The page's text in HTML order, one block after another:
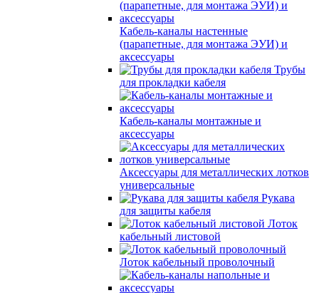
Кабель-каналы настенные
(парапетные, для монтажа ЭУИ) и
аксессуары
Трубы
для прокладки кабеля
Кабель-каналы монтажные и
аксессуары
Аксессуары для металлических лотков
универсальные
Рукава
для защиты кабеля
Лоток
кабельный листовой
Лоток кабельный проволочный